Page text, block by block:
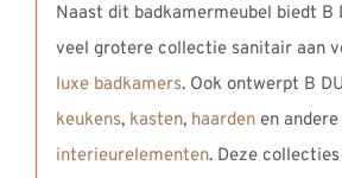
Naast dit badkamermeubel biedt B
veel grotere collectie sanitair aan
luxe badkamers. Ook ontwerpt B
keukens, kasten, haardenen andere
interieurelementen. Deze